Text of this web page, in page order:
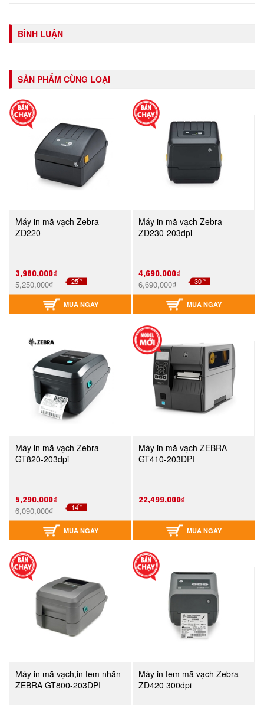
BÌNH LUẬN
SẢN PHẨM CÙNG LOẠI
Máy in mã vạch Zebra
ZD220
3,980,000₫
5,250,000₫ -25%
MUA NGAY
Máy in mã vạch Zebra
ZD230-203dpi
4,690,000₫
6,690,000₫ -30%
MUA NGAY
Máy in mã vạch Zebra
GT820-203dpi
5,290,000₫
6,090,000₫ -14%
MUA NGAY
Máy in mã vạch ZEBRA
GT410-203DPI
22,499,000₫
MUA NGAY
Máy in mã vạch,in tem nhãn
ZEBRA GT800-203DPI
Máy in tem mã vạch Zebra
ZD420 300dpi